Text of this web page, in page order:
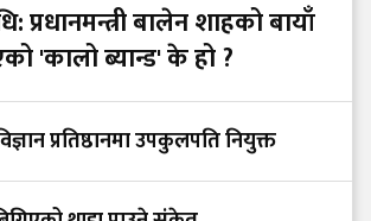
प्रधानमन्त्री बालेन शाहको बायाँ
'कालो ब्यान्ड' के हो ?
प्रतिष्ठानमा उपकुलपति नियुक्त